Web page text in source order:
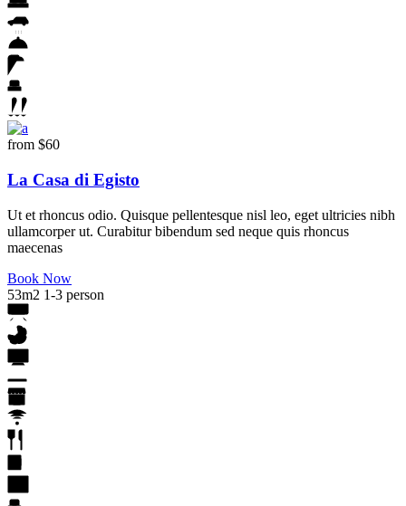
from $60
La Casa di Egisto
Ut et rhoncus odio. Quisque pellentesque nisl leo, eget ultricies nibh
ullamcorper ut. Curabitur bibendum sed neque quis rhoncus
maecenas
Book Now
53m2 1-3 person